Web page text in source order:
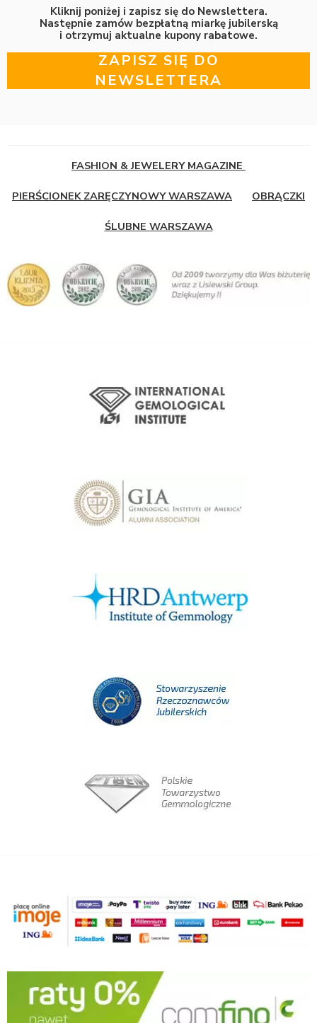
Kliknij poniżej i zapisz się do Newslettera.
Następnie zamów bezpłatną miarkę jubilerską
i otrzymuj aktualne kupony rabatowe.
ZAPISZ SIĘ DO
NEWSLETTERA
FASHION & JEWELERY MAGAZINE
PIERŚCIONEK ZARĘCZYNOWY WARSZAWA OBRĄCZKI
ŚLUBNE WARSZAWA